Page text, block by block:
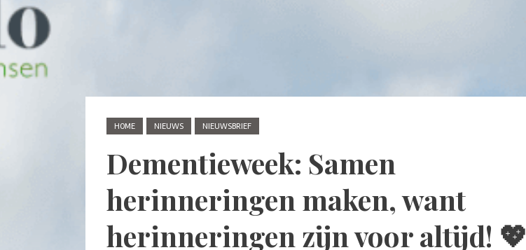
HOME NIEUWS NIEUWSBRIEF
Dementieweek: Samen
herinneringen maken, want
herinneringen zijn voor altijd! 💖